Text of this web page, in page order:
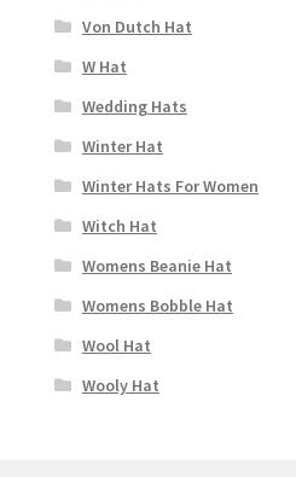
Von Dutch Hat
W Hat
Wedding Hats
Winter Hat
Winter Hats For Women
Witch Hat
Womens Beanie Hat
Womens Bobble Hat
Wool Hat
Wooly Hat